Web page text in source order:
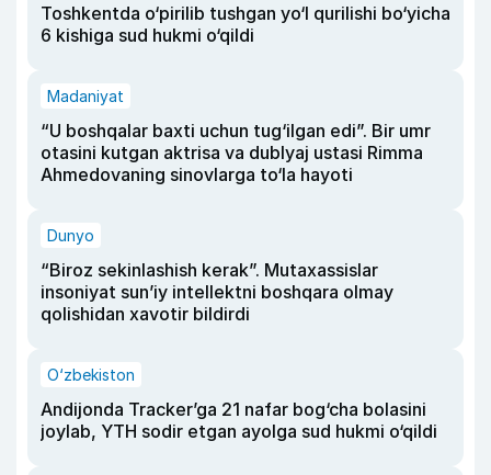
Toshkentda o‘pirilib tushgan yo‘l qurilishi bo‘yicha
6 kishiga sud hukmi o‘qildi
Madaniyat
“U boshqalar baxti uchun tug‘ilgan edi”. Bir umr
otasini kutgan aktrisa va dublyaj ustasi Rimma
Ahmedovaning sinovlarga to‘la hayoti
Dunyo
“Biroz sekinlashish kerak”. Mutaxassislar
insoniyat sun’iy intellektni boshqara olmay
qolishidan xavotir bildirdi
O‘zbekiston
Andijonda Tracker’ga 21 nafar bog‘cha bolasini
joylab, YTH sodir etgan ayolga sud hukmi o‘qildi